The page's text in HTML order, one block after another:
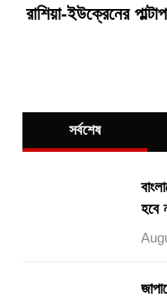
রাশিয়া-ইউক্রেনের
সর্বশেষ
হবে